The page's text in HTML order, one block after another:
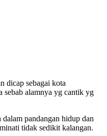
dicap sebagai kota
alamnya yg cantik yg
pandangan hidup dan
tidak sedikit kalangan.